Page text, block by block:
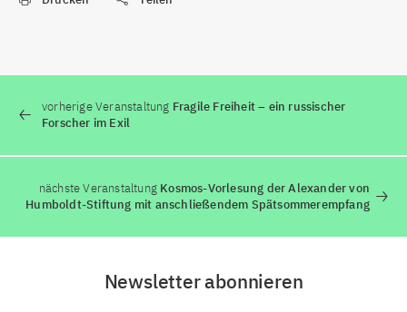
vorherige Veranstaltung Fragile Freiheit – ein russischer
Forscher im Exil
nächste Veranstaltung Kosmos-Vorlesung der Alexander von
Humboldt-Stiftung mit anschließendem Spätsommerempfang
Newsletter abonnieren